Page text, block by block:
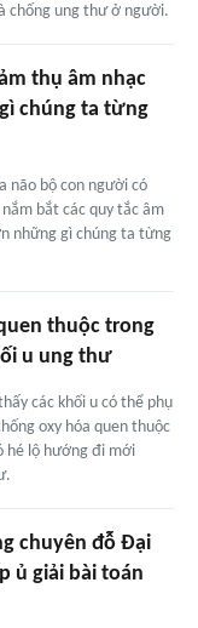
chống ung thư ở người.
thụ âm nhạc
chúng ta từng
não bộ con người có
bắt các quy tắc âm
những gì chúng ta từng
thuộc trong
u ung thư
các khối u có thể phụ
oxy hóa quen thuộc
hé lộ hướng đi mới
chuyên đỗ Đại
ủ giải bài toán